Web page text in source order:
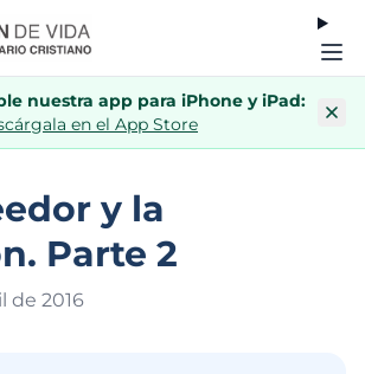
nuestra app para iPhone y iPad:
en el App Store
y la
Parte 2
de 2016